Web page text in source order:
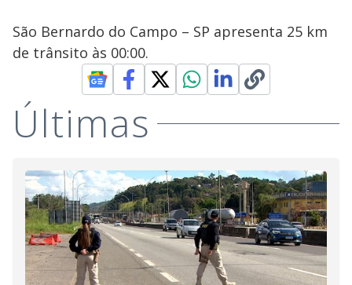
São Bernardo do Campo – SP apresenta 25 km
de trânsito às 00:00.
Últimas